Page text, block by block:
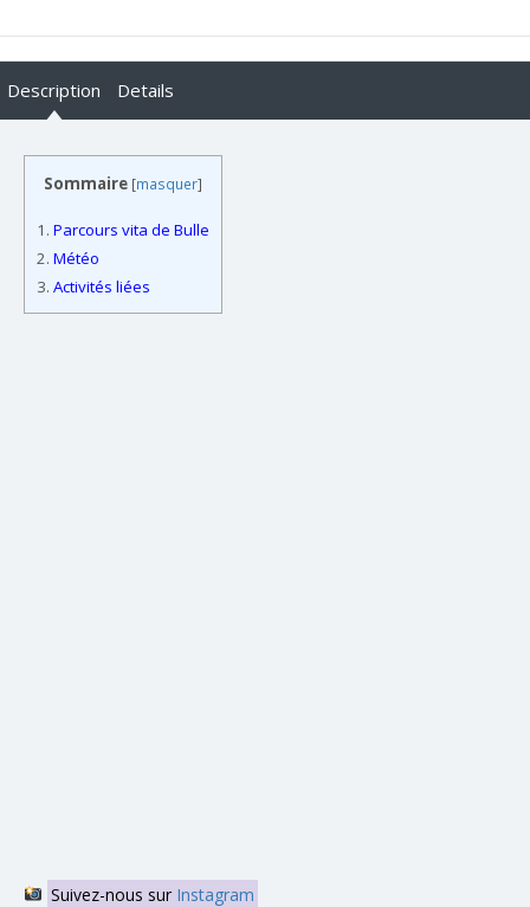
Description Details
Sommaire [masquer]
1. Parcours vita de Bulle
2. Météo
3. Activités liées
Suivez-nous sur Instagram